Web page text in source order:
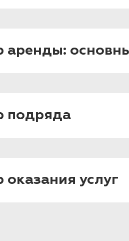
аренды:
подряда
оказания услуг